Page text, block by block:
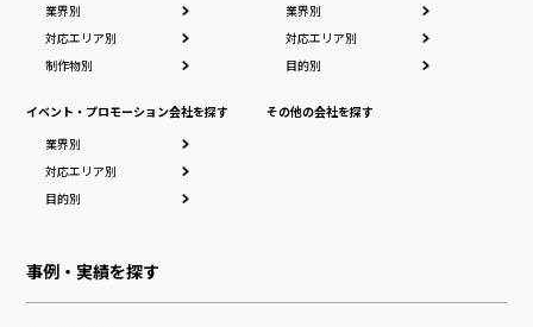
業界別
対応エリア別
制作物別
イベント・プロモーション会社を探す
業界別
対応エリア別
目的別
業界別
対応エリア別
目的別
その他の会社を探す
事例・実績を探す